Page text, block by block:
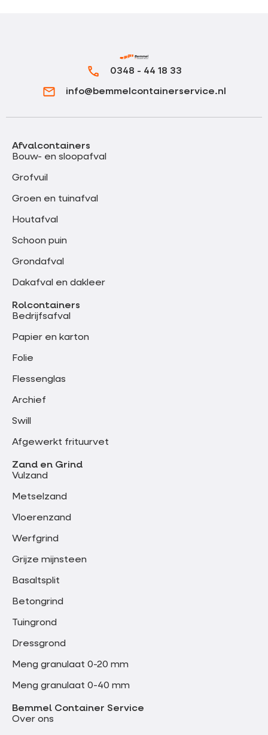
0348 - 44 18 33
info@bemmelcontainerservice.nl
Afvalcontainers
Bouw- en sloopafval
Grofvuil
Groen en tuinafval
Houtafval
Schoon puin
Grondafval
Dakafval en dakleer
Rolcontainers
Bedrijfsafval
Papier en karton
Folie
Flessenglas
Archief
Swill
Afgewerkt frituurvet
Zand en Grind
Vulzand
Metselzand
Vloerenzand
Werfgrind
Grijze mijnsteen
Basaltsplit
Betongrind
Tuingrond
Dressgrond
Meng granulaat 0-20 mm
Meng granulaat 0-40 mm
Bemmel Container Service
Over ons